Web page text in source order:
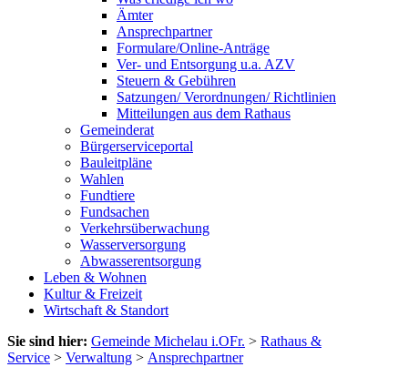
Ämter
Ansprechpartner
Formulare/Online-Anträge
Ver- und Entsorgung u.a. AZV
Steuern & Gebühren
Satzungen/ Verordnungen/ Richtlinien
Mitteilungen aus dem Rathaus
Gemeinderat
Bürgerserviceportal
Bauleitpläne
Wahlen
Fundtiere
Fundsachen
Verkehrsüberwachung
Wasserversorgung
Abwasserentsorgung
Leben & Wohnen
Kultur & Freizeit
Wirtschaft & Standort
Sie sind hier: Gemeinde Michelau i.OFr. > Rathaus &
Service > Verwaltung > Ansprechpartner